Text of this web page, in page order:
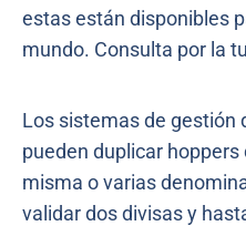
estas están disponibles
mundo. Consulta por la
Los sistemas de gestión
pueden duplicar
misma o varias
validar dos divisas y